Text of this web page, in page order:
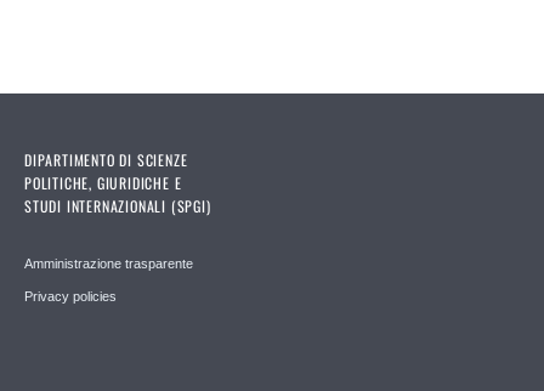
DIPARTIMENTO DI SCIENZE
POLITICHE, GIURIDICHE E
STUDI INTERNAZIONALI (SPGI)
Amministrazione trasparente
Privacy policies